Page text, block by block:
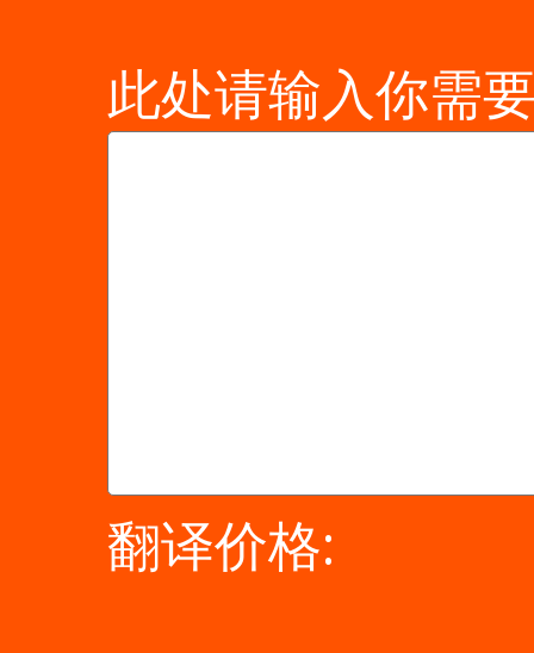
此处请输入你需
翻译价格: